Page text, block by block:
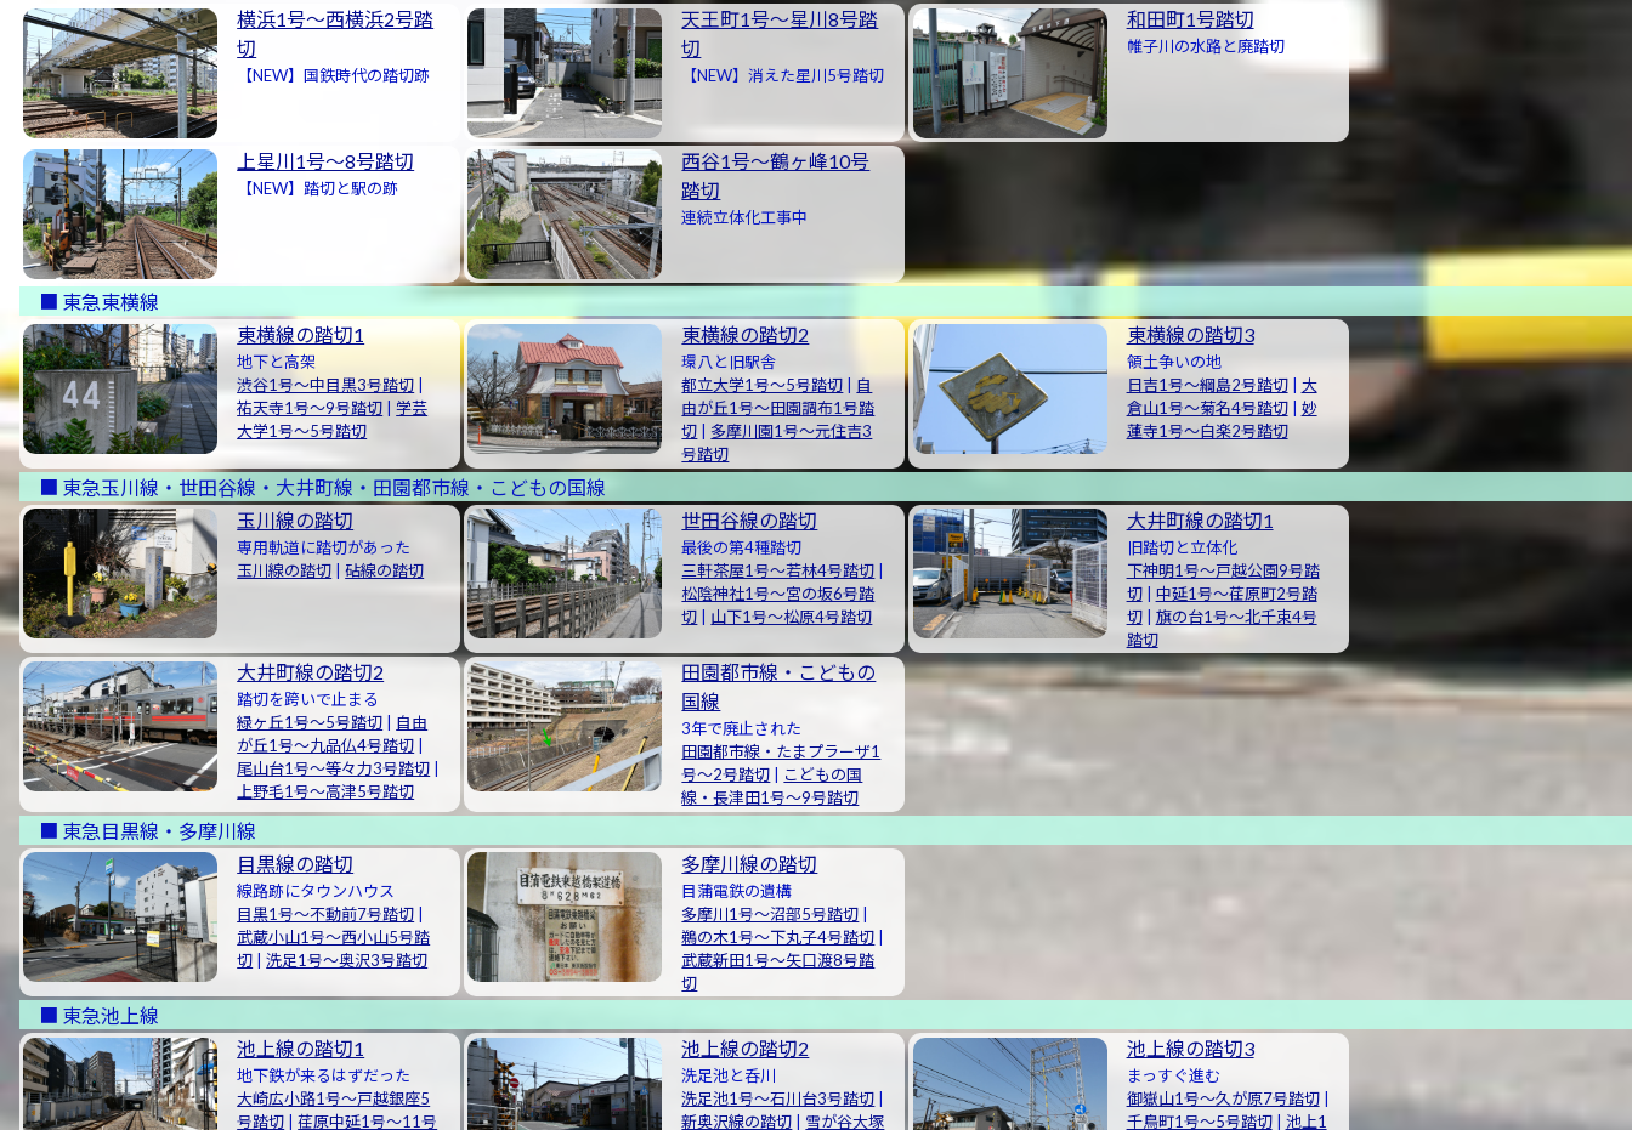
横浜1号〜西横浜2号踏
切
【NEW】国鉄時代の踏切跡
天王町1号〜星川8号踏
切
【NEW】消えた星川5号踏切
和田町1号踏切
帷子川の水路と廃踏切
上星川1号〜8号踏切
【NEW】踏切と駅の跡
西谷1号〜鶴ヶ峰10号
踏切
連続立体化工事中
東急東横線
東横線の踏切1
地下と高架
渋谷1号〜中目黒3号踏切
祐天寺1号〜9号踏切 |学芸
大学1号〜5号踏切
東横線の踏切2
環八と旧駅舎
都立大学1号〜5号踏切
自
由が丘1号〜田園調布1号踏
切
多摩川園1号〜元住吉3
号踏切
東横線の踏切3
領土争いの地
日吉1号〜綱島2号踏切| 大
倉山1号〜菊名4号踏切| 妙
蓮寺1号〜白楽2号踏切
東急玉川線・世田谷線・大井町線・田園都市線・こどもの国線
玉川線の踏切
専用軌道に踏切があった
玉川線の踏切 |砧線の踏切
世田谷線の踏切
最後の第4種踏切
三軒茶屋1号〜若林4号踏切
松陰神社1号〜宮の坂6号踏
切
山下1号〜松原4号踏切
大井町線の踏切1
旧踏切と立体化
下神明1号〜戸越公園9号踏
切| 中延1号〜荏原町2号踏
切| 旗の台1号～北千束4号
踏切
大井町線の踏切2
踏切を跨いで止まる
緑ヶ丘1号〜5号踏切
自由
が丘1号〜九品仏4号踏切
尾山台1号〜等々力3号踏切
上野毛1号〜高津5号踏切
田園都市線・こどもの
国線
3年で廃止された
田園都市線・たまプラーザ1
号〜2号踏切
こどもの国
線・長津田1号〜9号踏切
東急目黒線・多摩川線
目黒線の踏切
線路跡にタウンハウス
目黒1号〜不動前7号踏切
武蔵小山1号〜西小山5号踏
切 |洗足1号〜奥沢3号踏切
多摩川線の踏切
目蒲電鉄の遺構
多摩川1号〜沼部5号踏切
鵜の木1号〜下丸子4号踏切
武蔵新田1号〜矢口渡8号踏
切
東急池上線
池上線の踏切1
地下鉄が来るはずだった
大崎広小路1号〜戸越銀座5
号踏切 |荏原中延1号〜11号
池上線の踏切2
洗足池と呑川
洗足池1号〜石川台3号踏切
新奥沢線の踏切
雪が谷大塚
池上線の踏切3
まっすぐ進む
御嶽山1号〜久が原7号踏切|
千鳥町1号〜5号踏切| 池上1